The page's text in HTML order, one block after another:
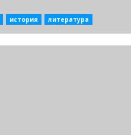
история литература